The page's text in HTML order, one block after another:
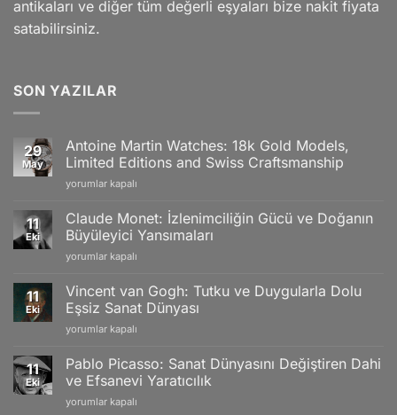
antikaları ve diğer tüm değerli eşyaları bize nakit fiyata
satabilirsiniz.
SON YAZILAR
29
May
Antoine Martin Watches: 18k Gold Models,
Limited Editions and Swiss Craftsmanship
Antoine
Watches:
18k
Gold
Models,
Editions
and
Swiss
Craftsmanship
yorumlar kapalı
11
Eki
Claude Monet: İzlenimciliğin Gücü ve Doğanın
Büyüleyici Yansımaları
Claude
İzlenimciliğin
Gücü
ve
Doğanın
Yansımaları
için
yorumlar kapalı
11
Eki
Vincent van Gogh: Tutku ve Duygularla Dolu
Eşsiz Sanat Dünyası
Vincent
Gogh:
Tutku
ve
Duygularla
yorumlar kapalı
11
Eki
Pablo Picasso: Sanat Dünyasını Değiştiren Dahi
ve Efsanevi Yaratıcılık
Pablo
yorumlar kapalı